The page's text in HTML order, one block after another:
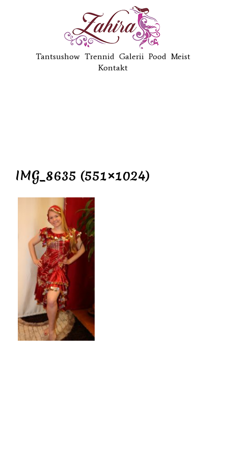
Tantsushow Trennid Galerii Pood Meist
Kontakt
IMG_8635 (551×1024)